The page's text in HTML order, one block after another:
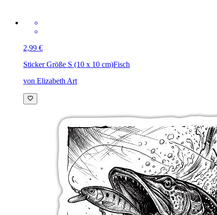
2,99 €
Sticker Größe S (10 x 10 cm)Fisch
von Elizabeth Art